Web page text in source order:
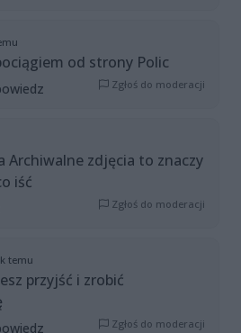
od strony Polic
Zgłoś do moderacji
Archiwalne zdjęcia to znaczy
iść
Zgłoś do moderacji
temu
przyjść i zrobić
Zgłoś do moderacji